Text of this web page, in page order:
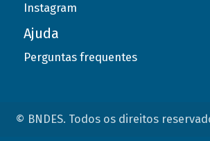
Instagram
Ajuda
Perguntas frequentes
© BNDES. Todos os direitos